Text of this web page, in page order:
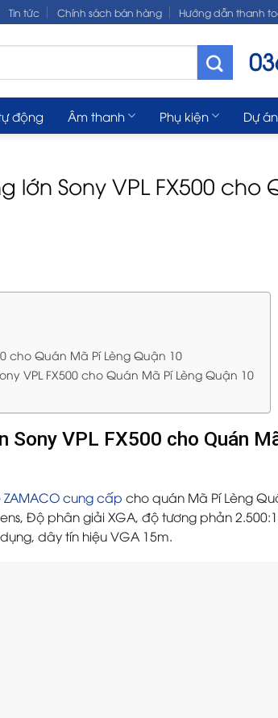
Tin tức Chính sách bán hàng Hướng dẫn thanh
động Âm thanh Phụ kiện Dự án
Sony VPL FX500 cho
cho Quán Mã Pí Lèng Quận 10
VPL FX500 cho Quán Mã Pí Lèng Quận 10
VPL FX500 cho Quán
cung cấp cho quán Mã Pí Lèng
Độ phân giải XGA, độ tương phản
dây tín hiệu VGA 15m.